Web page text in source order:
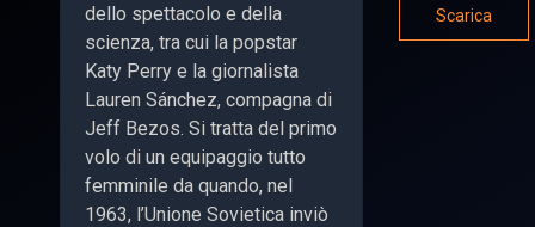
dello spettacolo e della
scienza, tra cui la popstar
Katy Perry e la giornalista
Lauren Sánchez, compagna di
Jeff Bezos. Si tratta del primo
volo di un equipaggio tutto
femminile da quando, nel
1963, l’Unione Sovietica inviò
Scarica